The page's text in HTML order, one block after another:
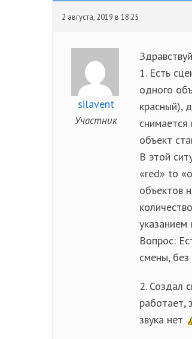
2 августа, 2019 в 18:25
silavent
Участник
1. Есть
одного
красный),
объект
В этой
«red» to
объектов
количество
указанием
Вопрос:
смены, без
2. Создал
работает,
звука нет